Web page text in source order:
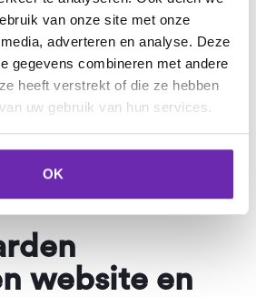
van onze site met onze
adverteren en analyse. Deze
gegevens combineren met andere
heeft verstrekt of die ze hebben
uw gebruik van hun services.
OK
website en